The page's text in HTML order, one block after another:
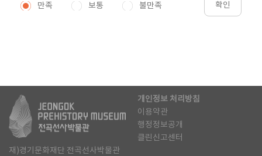
만족 보통 불만족 확인
개인정보 처리방침
이용약관
행정정보공개
클린신고센터
재)경기문화재단 전곡선사박물관